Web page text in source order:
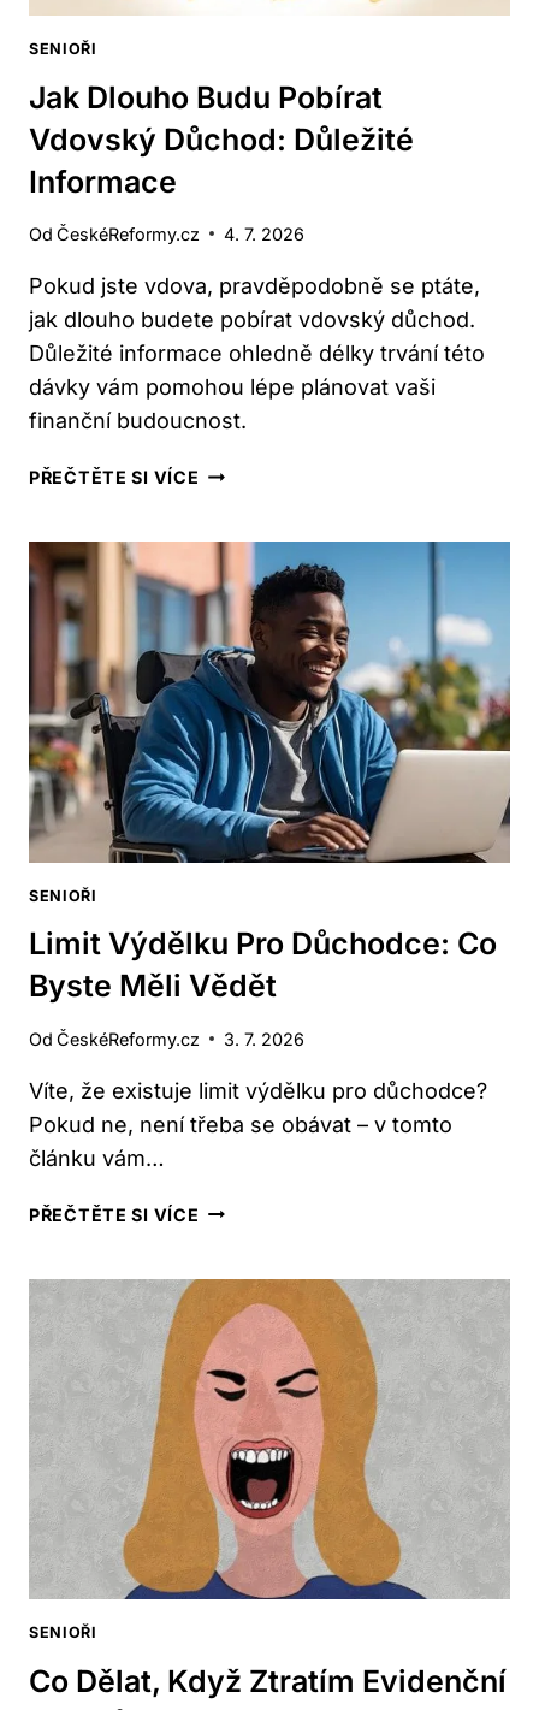
SENIOŘI
Jak Dlouho Budu Pobírat
Vdovský Důchod: Důležité
Informace
Od ČeskéReformy.cz 4. 7. 2026
Pokud jste vdova, pravděpodobně se ptáte,
jak dlouho budete pobírat vdovský důchod.
Důležité informace ohledně délky trvání této
dávky vám pomohou lépe plánovat vaši
finanční budoucnost.
PŘEČTĚTE SI VÍCE JAK
VDOVSKÝ
DŮCHOD:
DŮLEŽITÉ
INFORMACE
SENIOŘI
Limit Výdělku Pro Důchodce: Co
Byste Měli Vědět
Od ČeskéReformy.cz 3. 7. 2026
Víte, že existuje limit výdělku pro důchodce?
Pokud ne, není třeba se obávat – v tomto
článku vám…
PŘEČTĚTE SI VÍCE LIMIT
DŮCHODCE:
CO
BYSTE
MĚLI
VĚDĚT
SENIOŘI
Co Dělat, Když Ztratím Evidenční